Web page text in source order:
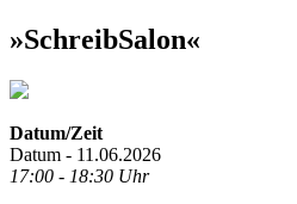
»SchreibSalon«
Datum/Zeit
Datum - 11.06.2026
17:00 - 18:30 Uhr